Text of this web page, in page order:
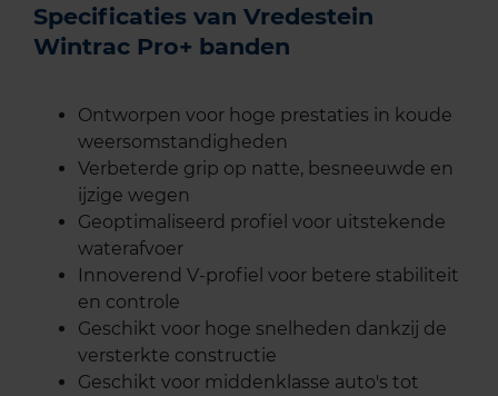
Specificaties van Vredestein
Wintrac Pro+ banden
Ontworpen voor hoge prestaties in koude
weersomstandigheden
Verbeterde grip op natte, besneeuwde en
ijzige wegen
Geoptimaliseerd profiel voor uitstekende
waterafvoer
Innoverend V-profiel voor betere stabiliteit
en controle
Geschikt voor hoge snelheden dankzij de
versterkte constructie
Geschikt voor middenklasse auto's tot